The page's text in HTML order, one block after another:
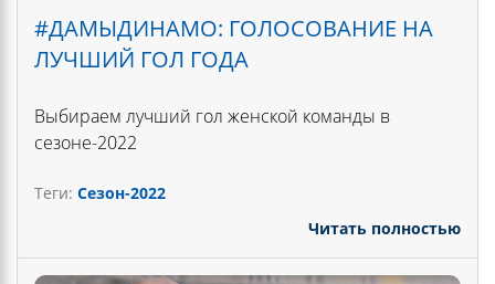
#ДАМЫДИНАМО: ГОЛОСОВАНИЕ НА
ЛУЧШИЙ ГОЛ ГОДА
Выбираем лучший гол женской команды в
сезоне-2022
Теги: Сезон-2022
Читать полностью